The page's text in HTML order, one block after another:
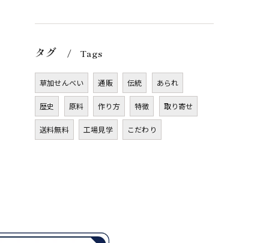
タグ Tags
草加せんべい 通販 伝統 あられ
歴史 原料 作り方 特徴 取り寄せ
送料無料 工場見学 こだわり